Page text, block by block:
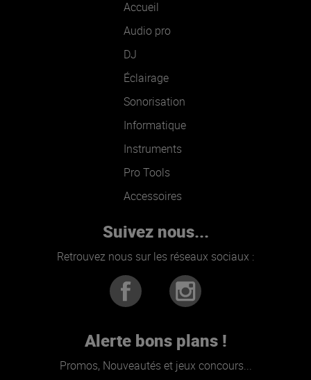
Accueil
Audio pro
DJ
Éclairage
Sonorisation
Informatique
Instruments
Pro Tools
Accessoires
Suivez nous...
Retrouvez nous sur les réseaux sociaux :
Alerte bons plans !
Promos, Nouveautés et jeux concours...